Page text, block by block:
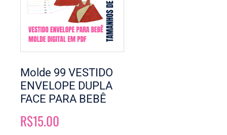
Molde 99 VESTIDO
ENVELOPE DUPLA
FACE PARA BEBÊ
R$15.00